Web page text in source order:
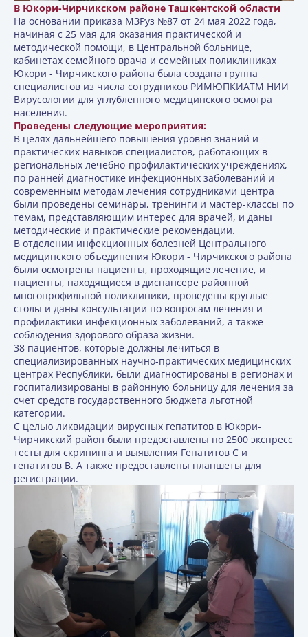
В Юкори-Чирчикском районе Ташкентской области
На основании приказа МЗРуз №87 от 24 мая 2022 года,
начиная с 25 мая для оказания практической и
методической помощи, в Центральной больнице,
кабинетах семейного врача и семейных поликлиниках
Юкори - Чирчикского района была создана группа
специалистов из числа сотрудников РИМЮПКИАТМ НИИ
Вирусологии для углубленного медицинского осмотра
населения.
Проведены следующие мероприятия:
В целях дальнейшего повышения уровня знаний и
практических навыков специалистов, работающих в
региональных лечебно-профилактических учреждениях,
по ранней диагностике инфекционных заболеваний и
современным методам лечения сотрудниками центра
были проведены семинары, тренинги и мастер-классы по
темам, представляющим интерес для врачей, и даны
методические и практические рекомендации.
В отделении инфекционных болезней Центрального
медицинского объединения Юкори - Чирчикского района
были осмотрены пациенты, проходящие лечение, и
пациенты, находящиеся в диспансере районной
многопрофильной поликлиники, проведены круглые
столы и даны консультации по вопросам лечения и
профилактики инфекционных заболеваний, а также
соблюдения здорового образа жизни.
38 пациентов, которые должны лечиться в
специализированных научно-практических медицинских
центрах Республики, были диагностированы в регионах и
госпитализированы в районную больницу для лечения за
счет средств государственного бюджета льготной
категории.
С целью ликвидации вирусных гепатитов в Юкори-
Чирчикский район были предоставлены по 2500 экспресс
тесты для скрининга и выявления Гепатитов С и
гепатитов В. А также предоставлены планшеты для
регистрации.